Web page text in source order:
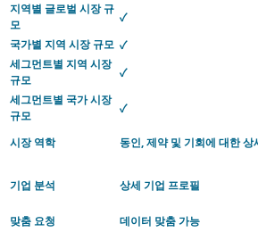
지역별 글로벌 시장 규
모
✓
국가별 지역 시장 규모 ✓
세그먼트별 지역 시장
규모
✓
세그먼트별 국가 시장
규모
✓
시장 역학 동인, 제약 및 기회에 대한 상
기업 분석 상세 기업 프로필
맞춤 요청
데이터 맞춤 가능